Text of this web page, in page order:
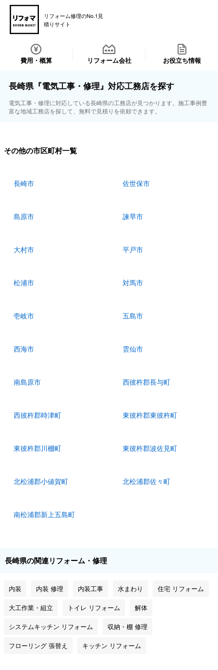
リフォーム修理のNo.1見
積りサイト
費用・概算 リフォーム会社 お役立ち情報
長崎県『電気工事・修理』対応工務店を探す
電気工事・修理に対応している長崎県の工務店が見つかります。施工事例豊
富な地域工務店を探して、無料で見積りを依頼できます。
その他の市区町村一覧
長崎市 佐世保市
島原市 諫早市
大村市 平戸市
松浦市 対馬市
壱岐市 五島市
西海市 雲仙市
南島原市 西彼杵郡長与町
西彼杵郡時津町 東彼杵郡東彼杵町
東彼杵郡川棚町 東彼杵郡波佐見町
北松浦郡小値賀町 北松浦郡佐々町
南松浦郡新上五島町
長崎県の関連リフォーム・修理
内装 内装 修理 内装工事 水まわり 住宅 リフォーム
大工作業・組立 トイレ リフォーム 解体
システムキッチン リフォーム 収納・棚 修理
フローリング 張替え キッチン リフォーム